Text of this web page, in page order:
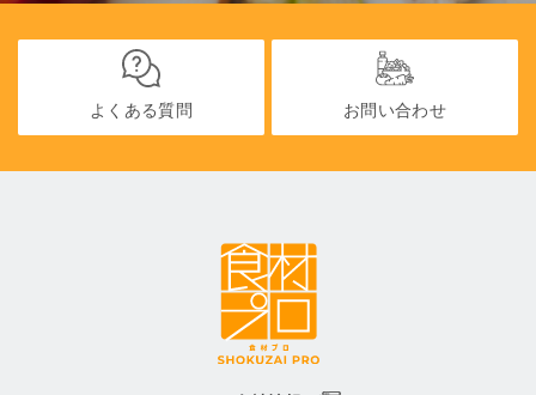
よくある質問 お問い合わせ